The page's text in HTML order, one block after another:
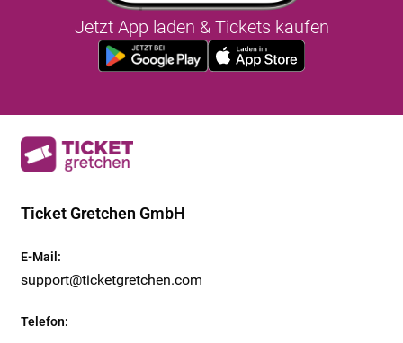
Jetzt App laden & Tickets kaufen
Ticket Gretchen GmbH
E-Mail :
support@ticketgretchen.com
Telefon: